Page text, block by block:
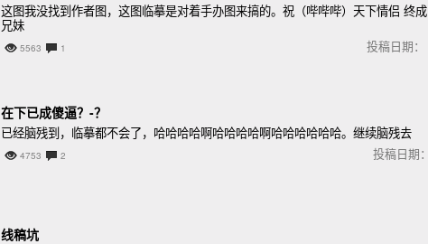
这图我没找到作者图，这图临摹是对着手办图来搞的。祝（哔哔哔）天下情侣 终成
兄妹
5563 1 投稿日期：
在下已成傻逼？-？
已经脑残到，临摹都不会了，哈哈哈哈啊哈哈哈哈啊哈哈哈哈哈哈。继续脑残去
4753 2 投稿日期：
线稿坑